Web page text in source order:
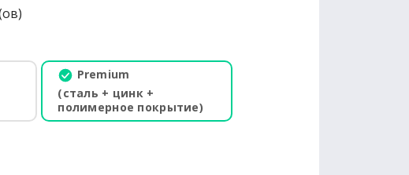
Premium
(сталь + цинк +
полимерное покрытие)